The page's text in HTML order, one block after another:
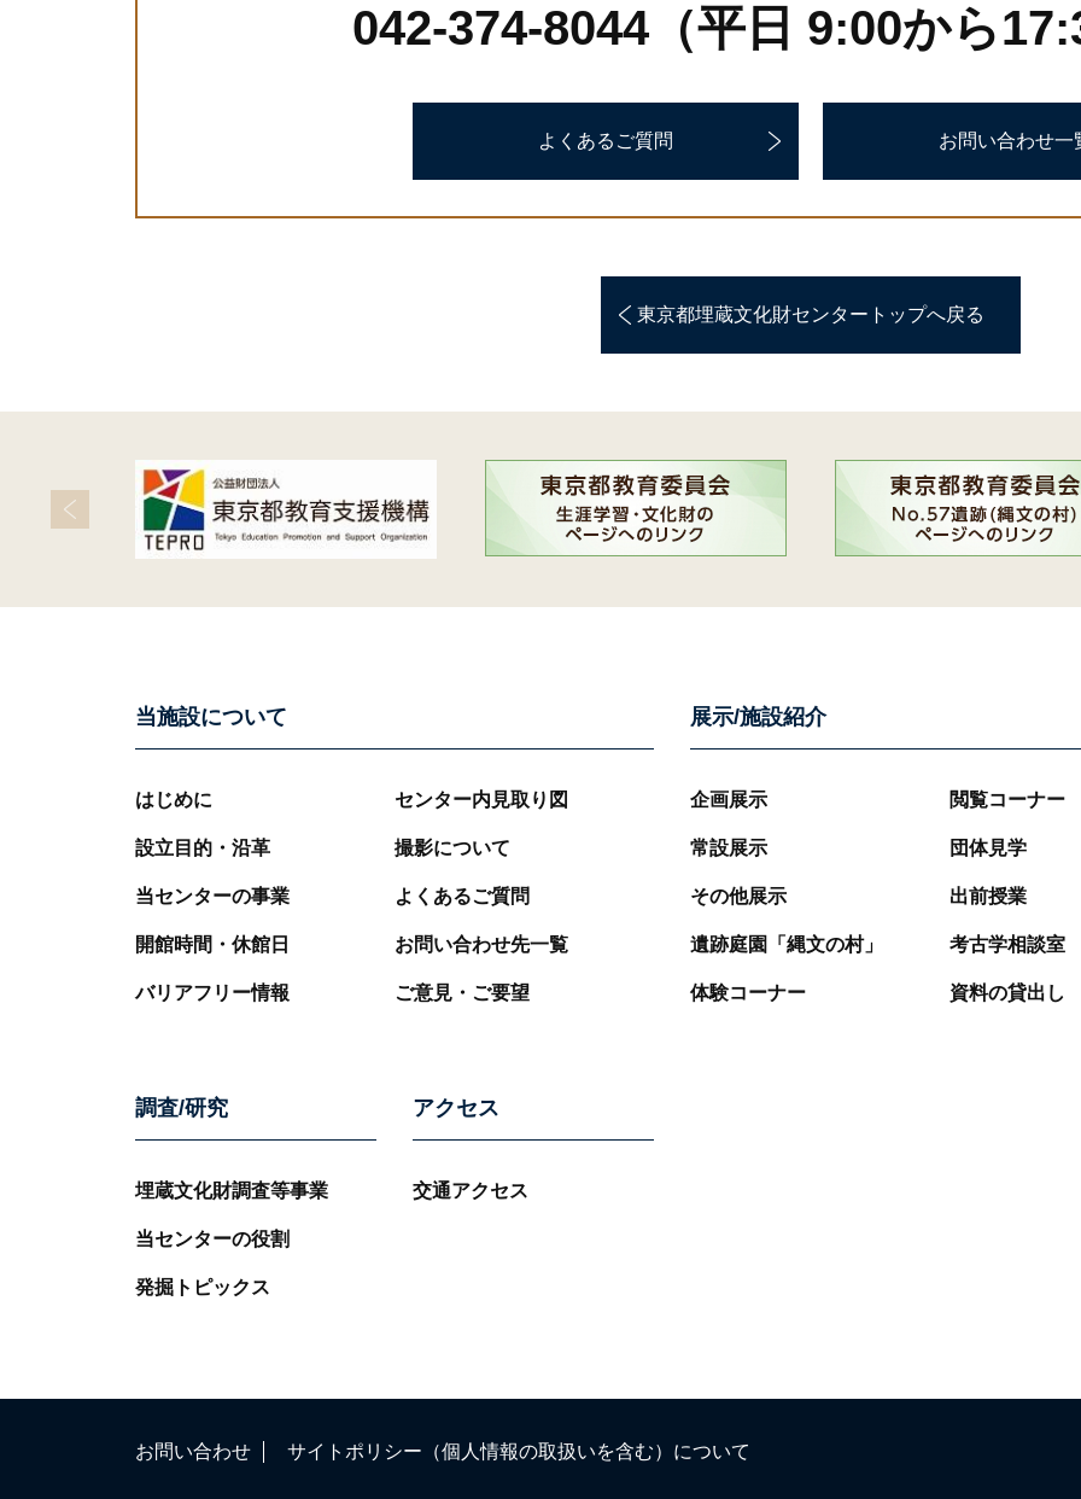
042-374-8044（平日 9:00から
よくあるご質問 お問い合わせ一
東京都埋蔵文化財センタートップへ戻る
当施設について
はじめに
設立目的・沿革
当センターの事業
開館時間・休館日
バリアフリー情報
センター内見取り図
撮影について
よくあるご質問
お問い合わせ先一覧
ご意見・ご要望
展示/施設紹介
企画展示
常設展示
その他展示
遺跡庭園「縄文の村」
体験コーナー
閲覧コーナー
団体見学
出前授業
考古学相談室
資料の貸出し
調査/研究
埋蔵文化財調査等事業
当センターの役割
発掘トピックス
アクセス
交通アクセス
お問い合わせ サイトポリシー（個人情報の取扱いを含む）について